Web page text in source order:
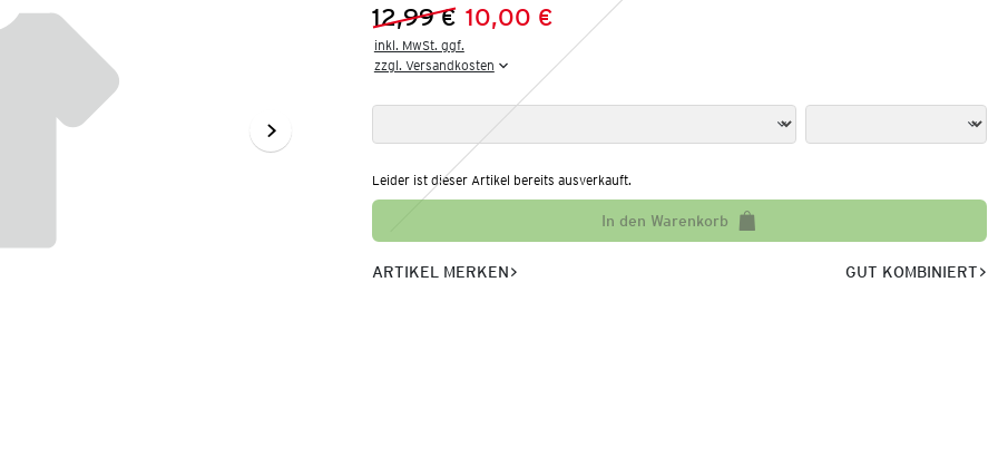
Vorheriger Preis:
12,99 €
Neuer Preis:10,00 €
inkl. MwSt. ggf.
zzgl. Versandkosten
Leider ist dieser Artikel bereits ausverkauft.
In den Warenkorb
ARTIKEL MERKEN GUT KOMBINIERT